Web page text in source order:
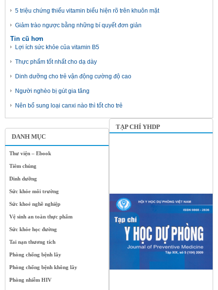
DANH MỤC
Thư viện – Ebook
Tiêm chủng
Dinh dưỡng
Sức khỏe môi trường
Sức khoẻ nghề nghiệp
Vệ sinh an toàn thực phẩm
Sức khỏe học đường
Tai nạn thương tích
Phòng chống bệnh lây
Phòng chống bệnh không lây
Phòng nhiễm HIV
5 triệu chứng thiếu vitamin biểu hiện rõ trên khuôn mặt
Giảm trào ngược bằng những bí quyết đơn giản
Tin cũ hơn
Lợi ích sức khỏe của vitamin B5
Thực phẩm tốt nhất cho dạ dày
Dinh dưỡng cho trẻ vận động cường độ cao
Người nghèo bị gút gia tăng
Nên bổ sung loại canxi nào thì tốt cho trẻ
TẠP CHÍ YHDP